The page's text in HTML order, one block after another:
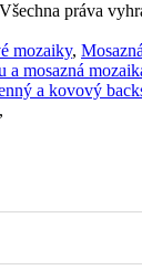
práva
mozaiky,
a mosazná
a kovový
,